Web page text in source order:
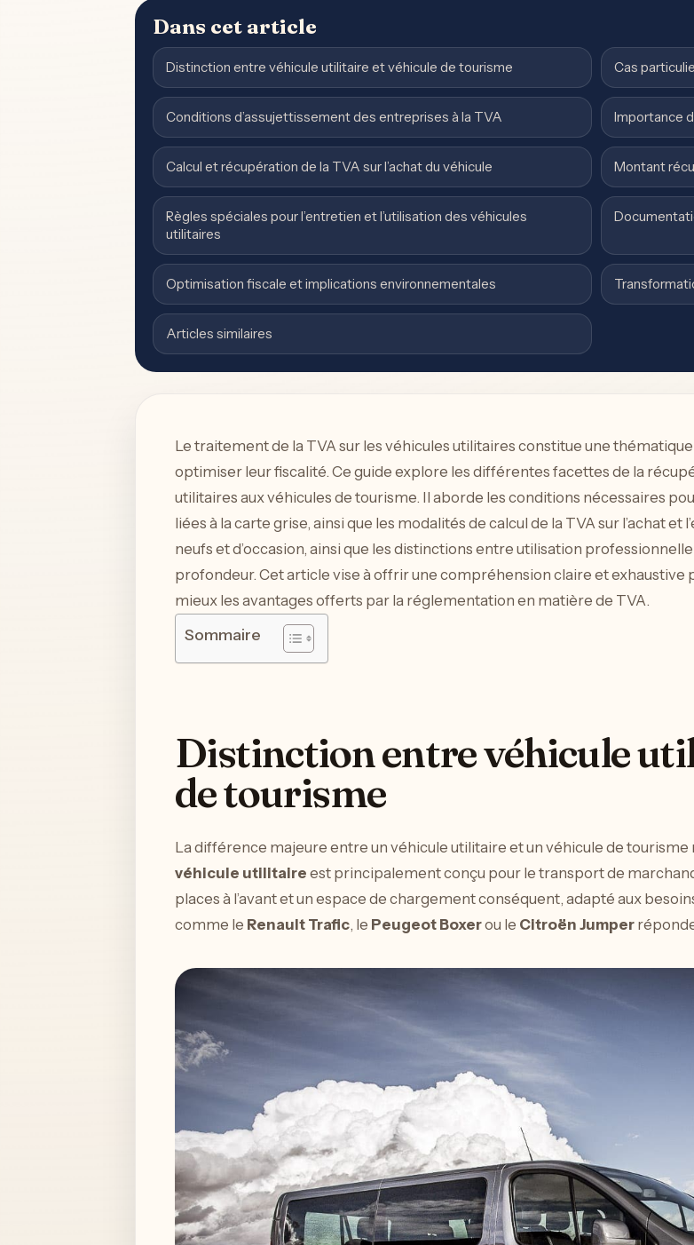
Dans cet article
Distinction entre véhicule utilitaire et véhicule de tourisme Cas
Conditions d’assujettissement des entreprises à la TVA Importance
Calcul et récupération de la TVA sur l’achat du véhicule Montant
Règles spéciales pour l’entretien et l’utilisation des véhicules
utilitaires
Optimisation fiscale et implications environnementales
Articles similaires
Le traitement de la TVA sur les véhicules utilitaires constitue une
optimiser leur fiscalité. Ce guide explore les différentes facettes de la
utilitaires aux véhicules de tourisme. Il aborde les conditions nécessaires
liées à la carte grise, ainsi que les modalités de calcul de la TVA sur l’achat
neufs et d’occasion, ainsi que les distinctions entre utilisation
profondeur. Cet article vise à offrir une compréhension claire et exhaustive
mieux les avantages offerts par la réglementation en matière de TVA.
Sommaire
Distinction entre véhicule
de tourisme
La différence majeure entre un véhicule utilitaire et un véhicule de tourisme
véhicule utilitaire est principalement conçu pour le transport de
places à l’avant et un espace de chargement conséquent, adapté aux
comme le Renault Trafic, le Peugeot Boxerou le Citroën Jumper